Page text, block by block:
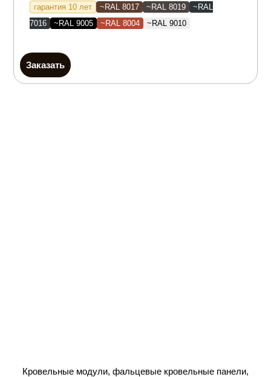
гарантия 10 лет ~RAL 8017 ~RAL 8019
~RAL
7016
~RAL 9005 ~RAL 8004 ~RAL 9010
Заказать
Кровельные модули, фальцевые кровельные панели,